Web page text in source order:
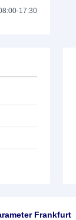
17:30
Frankfurt